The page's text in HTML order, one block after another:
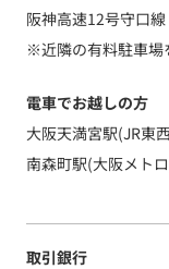
阪神高速12号守口
※近隣の有料駐車場
電車でお越しの方
大阪天満宮駅(JR東
南森町駅(大阪メト
取引銀行